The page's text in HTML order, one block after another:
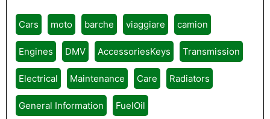
Cars moto barche viaggiare camion
Engines DMV AccessoriesKeys Transmission
Electrical Maintenance Care Radiators
General Information FuelOil